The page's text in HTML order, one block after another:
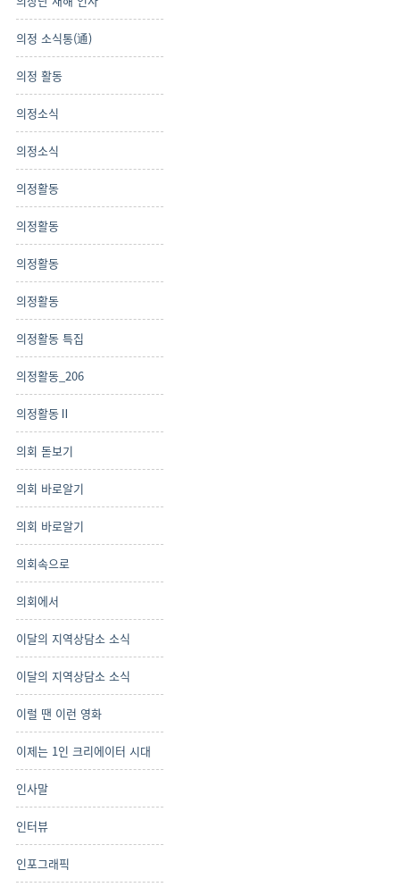
의정 소식통(通)
의정 활동
의정소식
의정소식
의정활동
의정활동
의정활동
의정활동
의정활동 특집
의정활동_206
의정활동Ⅱ
의회 돋보기
의회 바로알기
의회 바로알기
의회속으로
의회에서
이달의 지역상담소 소식
이달의 지역상담소 소식
이럴 땐 이런 영화
이제는 1인 크리에이터 시대
인사말
인터뷰
인포그래픽